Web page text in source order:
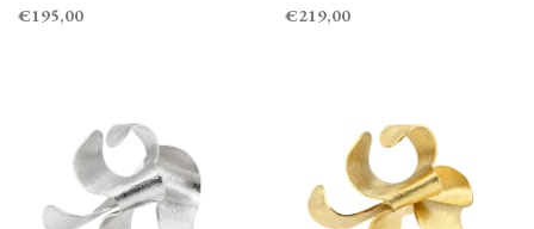
€195,00 €219,00